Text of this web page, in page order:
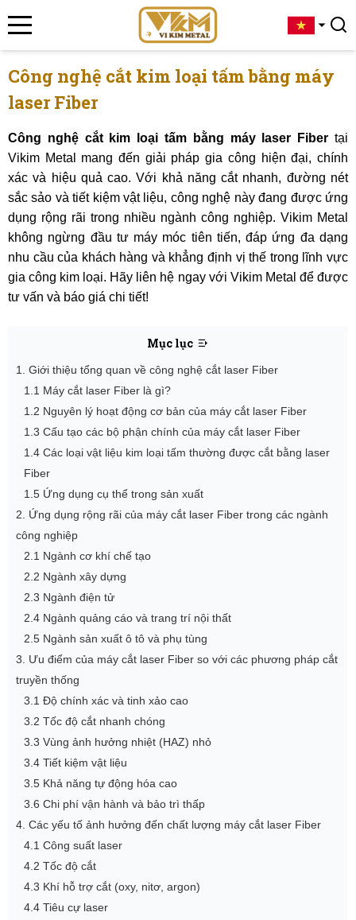
Công nghệ cắt kim loại tấm bằng máy
laser Fiber
Công nghệ cắt kim loại tấm bằng máy laser Fiber tại
Vikim Metal mang đến giải pháp gia công hiện đại, chính
xác và hiệu quả cao. Với khả năng cắt nhanh, đường nét
sắc sảo và tiết kiệm vật liệu, công nghệ này đang được ứng
dụng rộng rãi trong nhiều ngành công nghiệp. Vikim Metal
không ngừng đầu tư máy móc tiên tiến, đáp ứng đa dạng
nhu cầu của khách hàng và khẳng định vị thế trong lĩnh vực
gia công kim loại. Hãy liên hệ ngay với Vikim Metal để được
tư vấn và báo giá chi tiết!
Mục lục
1. Giới thiệu tổng quan về công nghệ cắt laser Fiber
1.1 Máy cắt laser Fiber là gì?
1.2 Nguyên lý hoạt động cơ bản của máy cắt laser Fiber
1.3 Cấu tạo các bộ phận chính của máy cắt laser Fiber
1.4 Các loại vật liệu kim loại tấm thường được cắt bằng laser
Fiber
1.5 Ứng dụng cụ thể trong sản xuất
2. Ứng dụng rộng rãi của máy cắt laser Fiber trong các ngành
công nghiệp
2.1 Ngành cơ khí chế tạo
2.2 Ngành xây dựng
2.3 Ngành điện tử
2.4 Ngành quảng cáo và trang trí nội thất
2.5 Ngành sản xuất ô tô và phụ tùng
3. Ưu điểm của máy cắt laser Fiber so với các phương pháp cắt
truyền thống
3.1 Độ chính xác và tinh xảo cao
3.2 Tốc độ cắt nhanh chóng
3.3 Vùng ảnh hưởng nhiệt (HAZ) nhỏ
3.4 Tiết kiệm vật liệu
3.5 Khả năng tự động hóa cao
3.6 Chi phí vận hành và bảo trì thấp
4. Các yếu tố ảnh hưởng đến chất lượng máy cắt laser Fiber
4.1 Công suất laser
4.2 Tốc độ cắt
4.3 Khí hỗ trợ cắt (oxy, nitơ, argon)
4.4 Tiêu cự laser